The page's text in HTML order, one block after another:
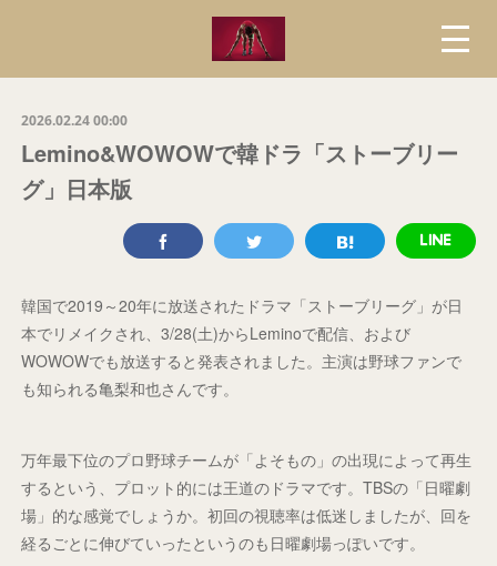
2026.02.24 00:00
Lemino&WOWOWで韓ドラ「ストーブリー
グ」日本版
韓国で2019～20年に放送されたドラマ「ストーブリーグ」が日
本でリメイクされ、3/28(土)からLeminoで配信、および
WOWOWでも放送すると発表されました。主演は野球ファンで
も知られる亀梨和也さんです。
万年最下位のプロ野球チームが「よそもの」の出現によって再生
するという、プロット的には王道のドラマです。TBSの「日曜劇
場」的な感覚でしょうか。初回の視聴率は低迷しましたが、回を
経るごとに伸びていったというのも日曜劇場っぽいです。